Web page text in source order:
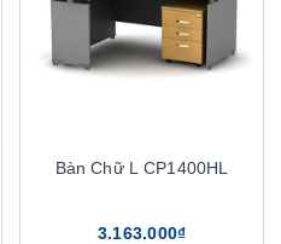
Bàn Chữ L CP1400HL
3.163.000₫